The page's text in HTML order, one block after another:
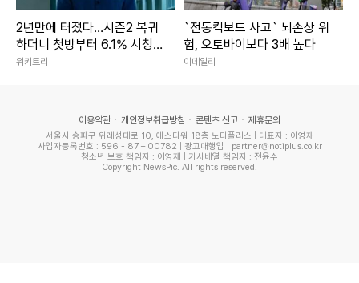
2년만에 터졌다…시즌2 복귀
하더니 첫방부터 6.1% 시청
률 찍은 한국 드라마
위키트리
`전동킥보드 사고` 뇌손상 위
험, 오토바이보다 3배 높다
이데일리
이용약관 개인정보취급방침 콘텐츠 신고 제휴문의
서울시 송파구 위례성대로 10, 에스타워 18층 노티플러스 | 대표자 : 이영재
사업자등록번호 : 596 - 87 – 00782 | 광고대행업 | partner@notiplus.co.kr
청소년 보호 책임자 : 이영재 | 기사배열 책임자 : 전윤수
Copyright NewsPic. All rights reserved.